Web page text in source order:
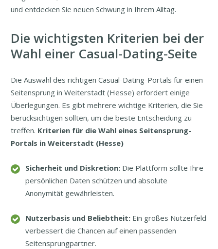
und entdecken Sie neuen Schwung in Ihrem Alltag.
Die wichtigsten Kriterien bei der
Wahl einer Casual-Dating-Seite
Die Auswahl des richtigen Casual-Dating-Portals für einen
Seitensprung in Weiterstadt (Hesse) erfordert einige
Überlegungen. Es gibt mehrere wichtige Kriterien, die Sie
berücksichtigen sollten, um die beste Entscheidung zu
treffen. Kriterien für die Wahl eines Seitensprung-
Portals in Weiterstadt (Hesse)
Sicherheit und Diskretion: Die Plattform sollte Ihre
persönlichen Daten schützen und absolute
Anonymität gewährleisten.
Nutzerbasis und Beliebtheit: Ein großes Nutzerfeld
verbessert die Chancen auf einen passenden
Seitensprungpartner.